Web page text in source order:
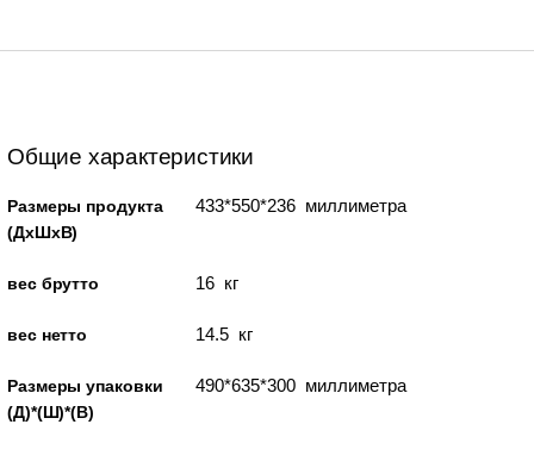
Общие характеристики
Размеры продукта
(ДхШхВ)
433*550*236 миллиметра
вес брутто 16 кг
вес нетто 14.5 кг
Размеры упаковки
(Д)*(Ш)*(В)
490*635*300 миллиметра